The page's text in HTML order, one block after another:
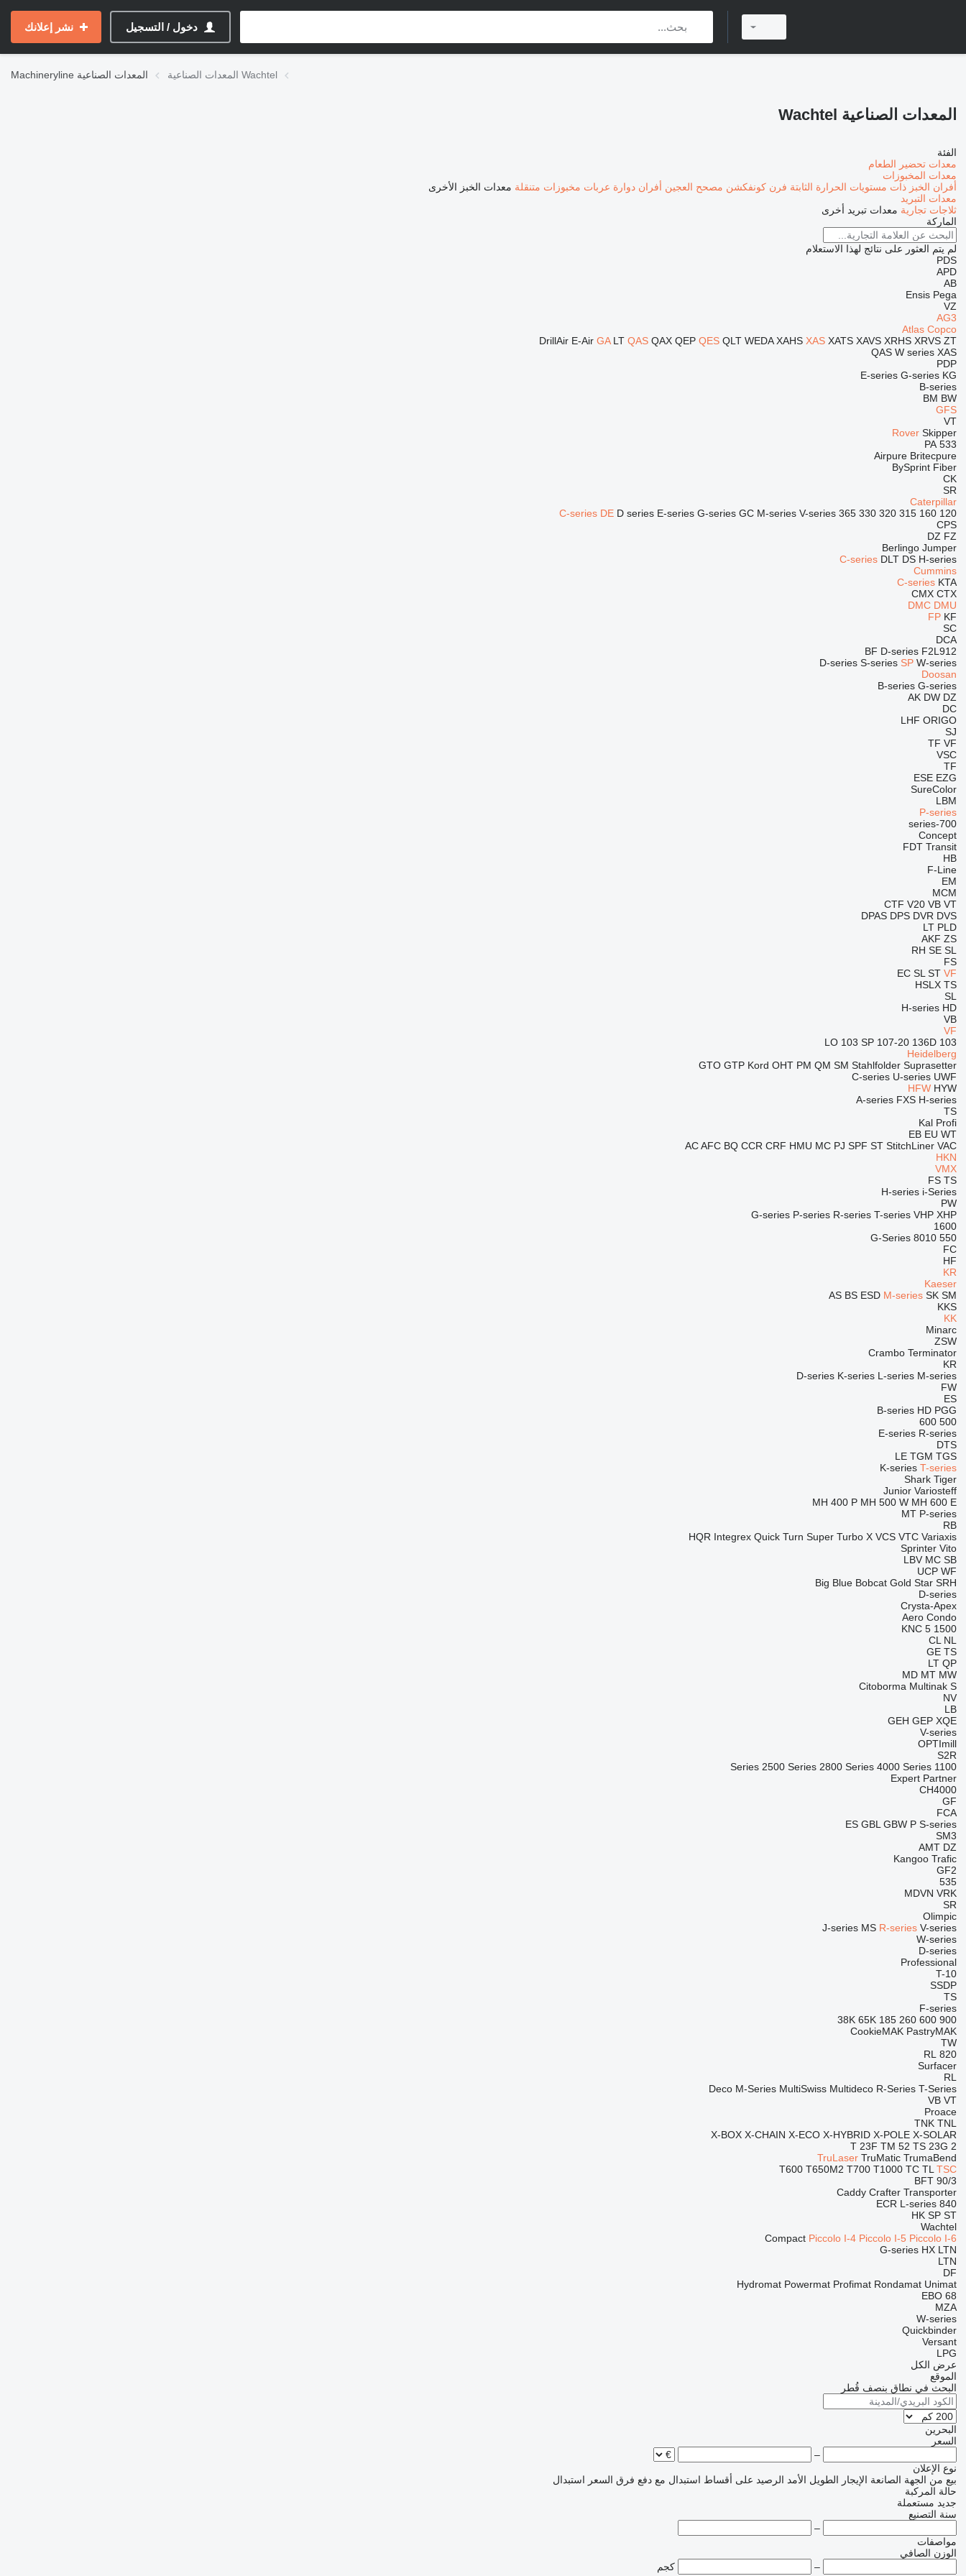
دخول / التسجيل نشر إعلانك
Machineryline المعدات الصناعية المعدات الصناعية Wachtel
المعدات الصناعية Wachtel
الفئة
معدات تحضير الطعام
معدات المخبوزات
أفران الخبز ذات مستويات الحرارة الثابتة فرن كونفكشن مصحح العجين أفران دوارة عربات مخبوزات متنقلة معدات الخبز الأخرى
معدات التبريد
ثلاجات تجارية معدات تبريد أخرى
الماركة
لم يتم العثور على نتائج لهذا الاستعلام
PDS
APD
AB
Ensis Pega
VZ
AG3
Atlas Copco
DrillAir E-Air GA LT QAS QAX QEP QES QLT WEDA XAHS XAS XATS XAVS XRHS XRVS ZT
QAS W series XAS
PDP
E-series G-series KG
B-series
BM BW
GFS
VT
Rover Skipper
533
PA
Airpure Britecpure
BySprint Fiber
CK
SR
Caterpillar
120
160
315
320
330
365
C-series DE D series E-series G-series GC M-series V-series
CPS
DZ FZ
Berlingo Jumper
C-series DLT DS H-series
Cummins
C-series KTA
CMX CTX
DMC DMU
FP KF
SC
DCA
BF D-series F2L912
D-series S-series SP W-series
Doosan
B-series G-series
AK DW DZ
DC
LHF ORIGO
SJ
TF VF
VSC
TF
ESE EZG
SureColor
LBM
P-series
700-series
Concept
FDT Transit
HB
F-Line
EM
MCM
CTF V20 VB VT
DPAS DPS DVR DVS
LT PLD
AKF ZS
RH SE SL
FS
EC SL ST VF
HSLX TS
SL
H-series HD
VB
VF
103 LO
103 SP 107-20 136D
Heidelberg
GTO GTP Kord OHT PM QM SM Stahlfolder Suprasetter
C-series U-series UWF
HFW HYW
A-series FXS H-series
TS
Kal Profi
EB EU WT
AC AFC BQ CCR CRF HMU MC PJ SPF ST StitchLiner VAC
HKN
VMX
FS TS
H-series i-Series
PW
G-series P-series R-series T-series VHP XHP
1600
550
8010
G-Series
FC
HF
KR
Kaeser
AS BS ESD M-series SK SM
KKS
KK
Minarc
ZSW
Crambo Terminator
KR
D-series K-series L-series M-series
FW
ES
B-series HD PGG
500
600
E-series R-series
DTS
LE TGM TGS
K-series T-series
Shark Tiger
Junior Variosteff
MH 400 P MH 500 W MH 600 E
MT P-series
RB
HQR Integrex Quick Turn Super Turbo X VCS VTC Variaxis
Sprinter Vito
LBV MC SB
UCP WF
Big Blue Bobcat Gold Star SRH
D-series
Crysta-Apex
Aero Condo
KNC 5 1500
CL NL
GE TS
LT QP
MD MT MW
Citoborma Multinak S
NV
LB
GEH GEP XQE
V-series
OPTImill
S2R
1100 Series
2500 Series 2800 Series 4000 Series
Expert Partner
CH4000
GF
FCA
ES GBL GBW P S-series
SM3
AMT DZ
Kangoo Trafic
GF2
535
MDVN VRK
SR
Olimpic
J-series MS R-series V-series
W-series
D-series
Professional
T-10
SSDP
TS
F-series
38K 65K 185 260 600 900
CookieMAK PastryMAK
TW
820
RL
Surfacer
RL
Deco M-Series MultiSwiss Multideco R-Series T-Series
VB VT
Proace
TNK TNL
X-BOX X-CHAIN X-ECO X-HYBRID X-POLE X-SOLAR
T 23F TM 52 TS 23G 2
TruLaser TruMatic TrumaBend
T600 T650M2 T700 T1000 TC TL TSC
BFT 90/3
Caddy Crafter Transporter
840
ECR L-series
HK SP ST
Wachtel
Compact Piccolo I-4 Piccolo I-5 Piccolo I-6
G-series HX LTN
LTN
DF
Hydromat Powermat Profimat Rondamat Unimat
EBO 68
MZA
W-series
Quickbinder
Versant
LPG
عرض الكل
الموقع
البحث في نطاق بنصف قُطر
البحرين
السعر
–
نوع الإعلان
بيع من الجهة الصانعة الإيجار الطويل الأمد الرصيد على أقساط استبدال مع دفع فرق السعر استبدال
حالة المركبة
جديد مستعملة
سنة التصنيع
–
مواصفات
الوزن الصافي
–
كجم